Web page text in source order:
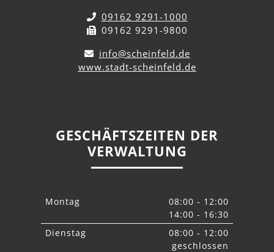
09162 9291-1000
09162 9291-9800
info@scheinfeld.de
www.stadt-scheinfeld.de
GESCHÄFTSZEITEN DER
VERWALTUNG
Montag
08:00 - 12:00
14:00 - 16:30
Dienstag
08:00 - 12:00
geschlossen